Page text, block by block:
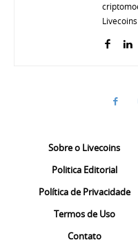
Sobre o Livecoins
Politica Editorial
Política de Privacidade
Termos de Uso
Contato